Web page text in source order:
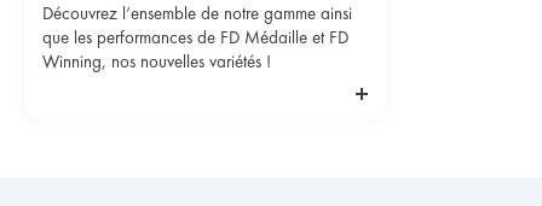
Découvrez l’ensemble de notre gamme ainsi
que les performances de FD Médaille et FD
Winning, nos nouvelles variétés !